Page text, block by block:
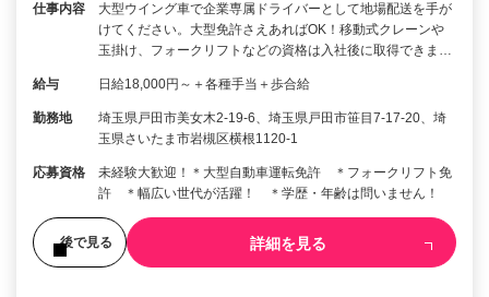
仕事内容
大型ウイング車で企業専属ドライバーとして地場配送を手が
けてください。大型免許さえあればOK！移動式クレーンや
玉掛け、フォークリフトなどの資格は入社後に取得できま…
給与 日給18,000円～＋各種手当＋歩合給
勤務地
埼玉県戸田市美女木2-19-6、埼玉県戸田市笹目7-17-20、埼
玉県さいたま市岩槻区横根1120-1
応募資格
未経験大歓迎！＊大型自動車運転免許 ＊フォークリフト免
許 ＊幅広い世代が活躍！ ＊学歴・年齢は問いません！
後で見る 詳細を見る